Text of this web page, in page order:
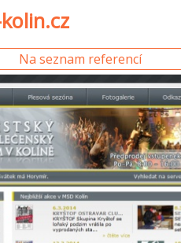
Na seznam referencí